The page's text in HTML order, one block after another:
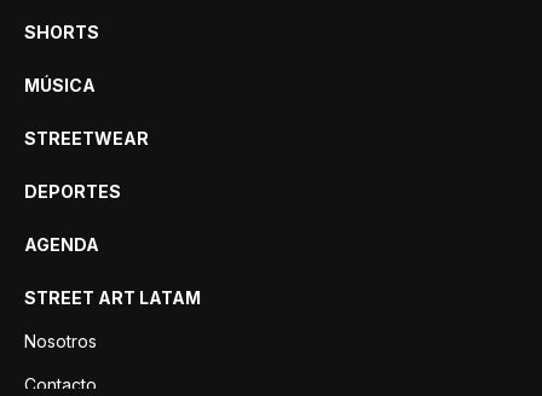
SHORTS
MÚSICA
STREETWEAR
DEPORTES
AGENDA
STREET ART LATAM
Nosotros
Contacto